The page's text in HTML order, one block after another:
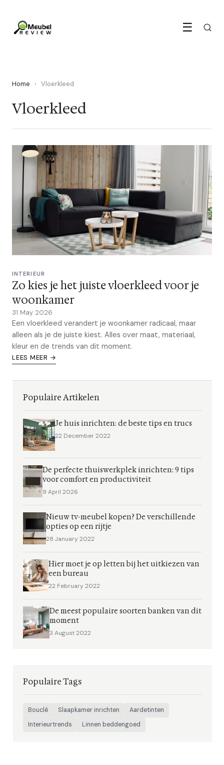
☰
Home › Vloerkleed
Vloerkleed
INTERIEUR
Zo kies je het juiste vloerkleed voor je
woonkamer
31 May 2026
Een vloerkleed verandert je woonkamer radicaal, maar
alleen als je de juiste kiest. Alles over maat, materiaal,
kleur en de trends van dit moment.
LEES MEER →
Populaire Artikelen
Je huis inrichten: de beste tips en trucs
22 December 2022
De perfecte thuiswerkplek inrichten: 9 tips
voor comfort en productiviteit
9 April 2026
Nieuw tv-meubel kopen? De verschillende
opties op een rijtje
28 January 2022
Hier moet je op letten bij het uitkiezen van
een bureau
22 February 2022
De meest populaire soorten banken van dit
moment
3 August 2022
Populaire Tags
Bouclé Slaapkamer inrichten
Aardetinten
Interieurtrends
Linnen beddengoed